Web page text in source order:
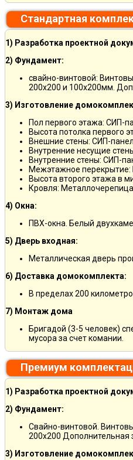
Стандартная
1) Разработка проектной
2) Фундамент:
свайно-винтовой:
200х200 и 100х200мм.
3) Изготовление
Пол первого этажа: СИП-
Высота потолка первого
Внешние стены: СИП-
Внутренние несущие
Внутренние стены: СИП-
Межэтажное перекрытие:
Высота второго этажа в
Кровля:
4) Окна:
ПВХ-окна. Белый
5) Дверь входная:
Металлическая дверь
6) Доставка домокомплекта:
В пределах 200
7) Монтаж дома
Бригадой (3-5 человек)
мусора за счет комании.
Премиум
1) Разработка проектной
2) Фундамент:
Свайно-винтовой.
200х200 Дополнительная
3) Изготовление